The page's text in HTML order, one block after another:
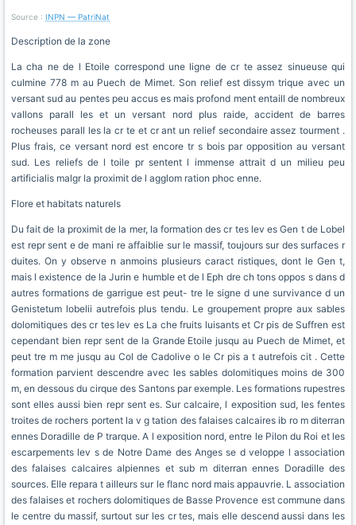
Source : INPN — PatriNat
Description de la zone
La cha ne de l Etoile correspond une ligne de cr te assez sinueuse qui
culmine 778 m au Puech de Mimet. Son relief est dissym trique avec un
versant sud au pentes peu accus es mais profond ment entaill de nombreux
vallons parall les et un versant nord plus raide, accident de barres
rocheuses parall les la cr te et cr ant un relief secondaire assez tourment .
Plus frais, ce versant nord est encore tr s bois par opposition au versant
sud. Les reliefs de l toile pr sentent l immense attrait d un milieu peu
artificialis malgr la proximit de l agglom ration phoc enne.
Flore et habitats naturels
Du fait de la proximit de la mer, la formation des cr tes lev es Gen t de Lobel
est repr sent e de mani re affaiblie sur le massif, toujours sur des surfaces r
duites. On y observe n anmoins plusieurs caract ristiques, dont le Gen t,
mais l existence de la Jurin e humble et de l Eph dre ch tons oppos s dans d
autres formations de garrigue est peut- tre le signe d une survivance d un
Genistetum lobelii autrefois plus tendu. Le groupement propre aux sables
dolomitiques des cr tes lev es La che fruits luisants et Cr pis de Suffren est
cependant bien repr sent de la Grande Etoile jusqu au Puech de Mimet, et
peut tre m me jusqu au Col de Cadolive o le Cr pis a t autrefois cit . Cette
formation parvient descendre avec les sables dolomitiques moins de 300
m, en dessous du cirque des Santons par exemple. Les formations rupestres
sont elles aussi bien repr sent es. Sur calcaire, l exposition sud, les fentes
troites de rochers portent la v g tation des falaises calcaires ib ro m diterran
ennes Doradille de P trarque. A l exposition nord, entre le Pilon du Roi et les
escarpements lev s de Notre Dame des Anges se d veloppe l association
des falaises calcaires alpiennes et sub m diterran ennes Doradille des
sources. Elle repara t ailleurs sur le flanc nord mais appauvrie. L association
des falaises et rochers dolomitiques de Basse Provence est commune dans
le centre du massif, surtout sur les cr tes, mais elle descend aussi dans les